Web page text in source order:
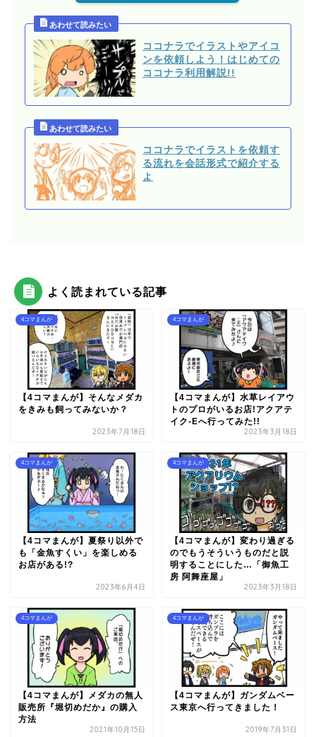
ココナラでイラストやアイコ
ンを依頼しよう！はじめての
ココナラ利用解説!!
ココナラでイラストを依頼す
る流れを会話形式で紹介する
よ
よく読まれている記事
4コマまんが
【4コマまんが】そんなメダカ
をきみも飼ってみないか？
2023年7月18日
4コマまんが
【4コマまんが】水草レイアウ
トのプロがいるお店!アクアテ
イク-Eへ行ってみた!!
2023年3月18日
4コマまんが
【4コマまんが】夏祭り以外で
も「金魚すくい」を楽しめる
お店がある!?
2023年6月4日
4コマまんが
【4コマまんが】変わり過ぎる
のでもうそういうものだと説
明することにした…「御魚工
房 阿舞座屋」
2023年3月18日
4コマまんが
【4コマまんが】メダカの無人
販売所『堀切めだか』の購入
方法
2021年10月15日
4コマまんが
【4コマまんが】ガンダムベー
ス東京へ行ってきました！
2019年7月31日